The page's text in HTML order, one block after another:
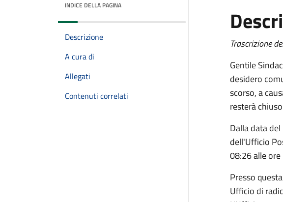
INDICE DELLA PAGINA
Descrizione
A cura di
Allegati
Contenuti correlati
Trascrizione
Gentile
desidero
scorso, a
resterà
Dalla data
dell'Ufficio
08:26 alle
Presso
Ufficio di